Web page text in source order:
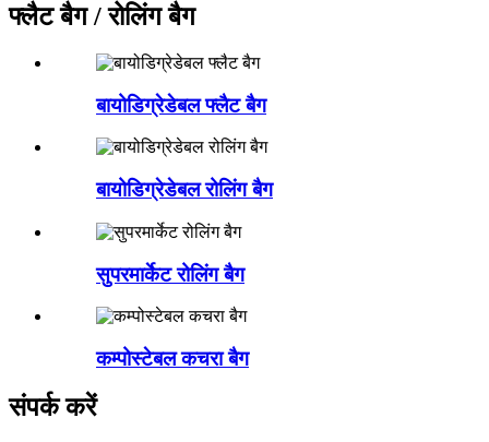
फ्लैट बैग / रोलिंग बैग
बायोडिग्रेडेबल फ्लैट बैग
बायोडिग्रेडेबल रोलिंग बैग
सुपरमार्केट रोलिंग बैग
कम्पोस्टेबल कचरा बैग
संपर्क करें